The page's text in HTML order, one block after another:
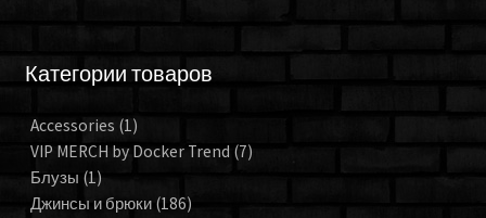
Категории товаров
Accessories (1)
VIP MERCH by Docker Trend (7)
Блузы (1)
Джинсы и брюки (186)